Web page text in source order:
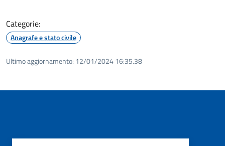
Categorie:
Anagrafe e stato civile
Ultimo aggiornamento: 12/01/2024 16:35.38